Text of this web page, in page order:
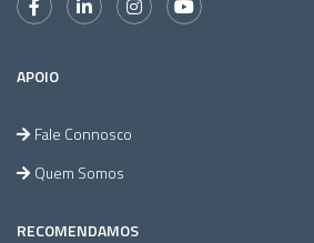
APOIO
Fale Connosco
Quem Somos
RECOMENDAMOS